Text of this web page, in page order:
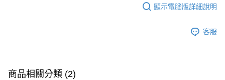
顯示電腦版詳細說明
客服
商品相關分類 (2)